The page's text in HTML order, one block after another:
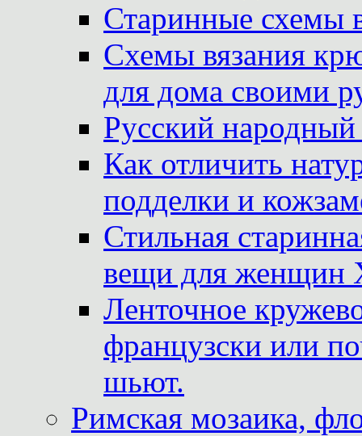
Старинные схемы
Схемы вязания
для дома своими
Русский
Как отличить
подделки и
Стильная
вещи для женщин
Ленточное
французски или
шьют.
Римская мозаика,